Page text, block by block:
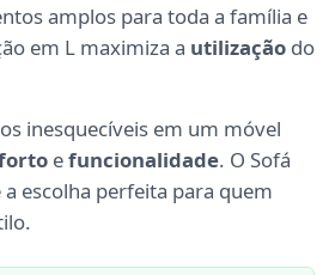
amplos para toda a família e
em L maximiza a utilização do
inesquecíveis em um móvel
efuncionalidade. O Sofá
escolha perfeita para quem